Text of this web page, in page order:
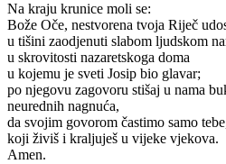
Na kraju krunice moli se:
Bože Oče, nestvorena tvoja Riječ
u tišini zaodjenuti slabom ljudskom
u skrovitosti nazaretskoga doma
u kojemu je sveti Josip bio glavar;
po njegovu zagovoru stišaj u nama
neurednih nagnuća,
da svojim govorom častimo samo
koji živiš i kraljuješ u vijeke vjekova.
Amen.